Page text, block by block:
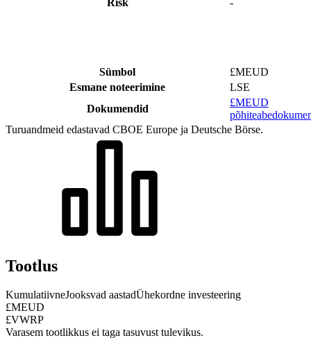
Sümbol
£MEUD
Esmane noteerimine
LSE
Dokumendid
£MEUD
Turuandmeid edastavad CBOE Europe ja Deutsche Börse.
Tootlus
KumulatiivneJooksvad aastadÜhekordne investeering
£MEUD
£VWRP
Varasem tootlikkus ei taga tasuvust tulevikus.